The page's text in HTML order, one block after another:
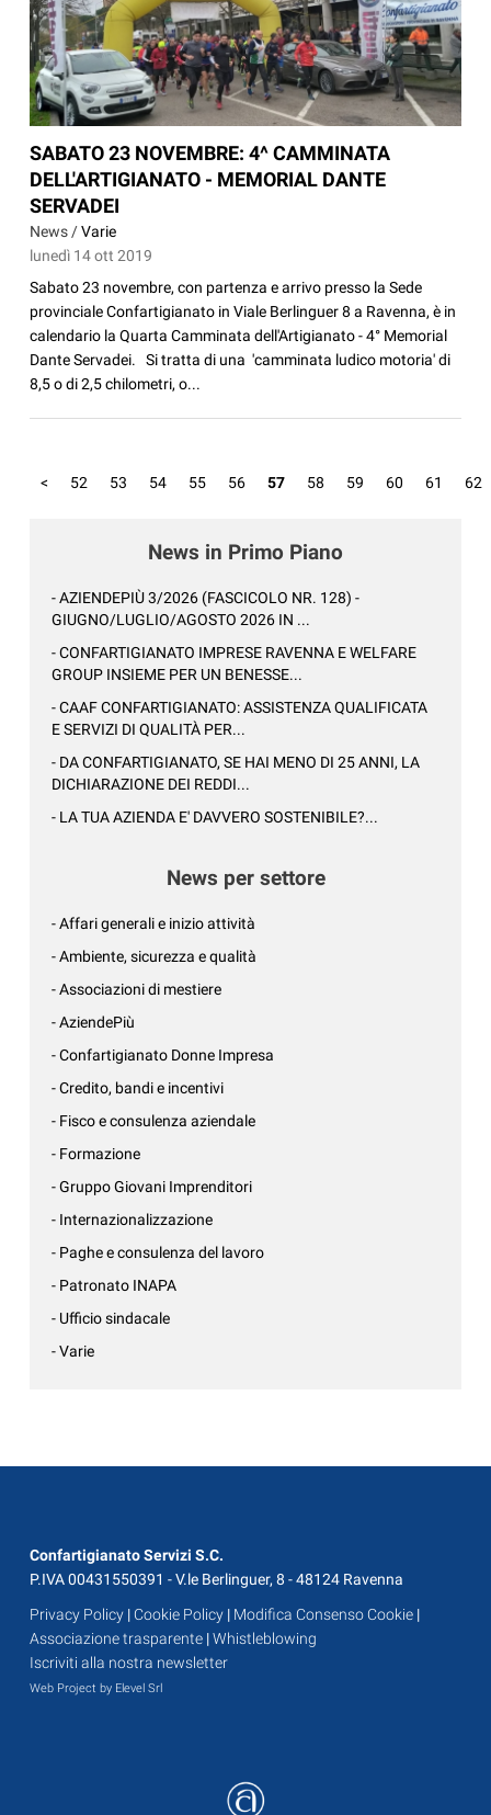
SABATO 23 NOVEMBRE: 4^ CAMMINATA
DELL'ARTIGIANATO - MEMORIAL DANTE
SERVADEI
News /Varie
lunedì 14 ott 2019
Sabato 23 novembre, con partenza e arrivo presso la Sede
provinciale Confartigianato in Viale Berlinguer 8 a Ravenna, è in
calendario la Quarta Camminata dell'Artigianato - 4° Memorial
Dante Servadei. Si tratta di una 'camminata ludico motoria' di
8,5 o di 2,5 chilometri, o...
< 52 53 54 55 56 57 58 59 60 61 62
News in Primo Piano
- AZIENDEPIÙ 3/2026 (FASCICOLO NR. 128) -
GIUGNO/LUGLIO/AGOSTO 2026 IN ...
- CONFARTIGIANATO IMPRESE RAVENNA E WELFARE
GROUP INSIEME PER UN BENESSE...
- CAAF CONFARTIGIANATO: ASSISTENZA QUALIFICATA
E SERVIZI DI QUALITÀ PER...
- DA CONFARTIGIANATO, SE HAI MENO DI 25 ANNI, LA
DICHIARAZIONE DEI REDDI...
- LA TUA AZIENDA E' DAVVERO SOSTENIBILE?...
News per settore
- Affari generali e inizio attività
- Ambiente, sicurezza e qualità
- Associazioni di mestiere
- AziendePiù
- Confartigianato Donne Impresa
- Credito, bandi e incentivi
- Fisco e consulenza aziendale
- Formazione
- Gruppo Giovani Imprenditori
- Internazionalizzazione
- Paghe e consulenza del lavoro
- Patronato INAPA
- Ufficio sindacale
- Varie
Confartigianato Servizi S.C.
P.IVA 00431550391 - V.le Berlinguer, 8 - 48124 Ravenna
Privacy Policy |Cookie Policy | Modifica Consenso Cookie |
Associazione trasparente |Whistleblowing
Iscriviti alla nostra newsletter
Web Project by Elevel Srl